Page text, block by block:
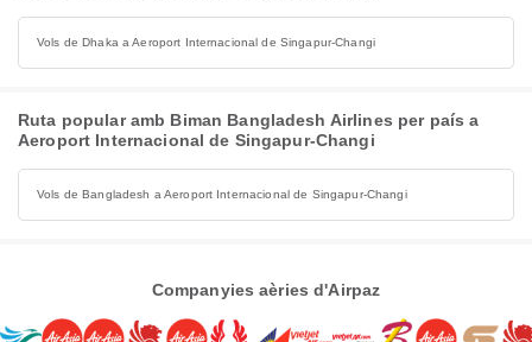
Vols de Dhaka a Aeroport Internacional de Singapur-Changi
Ruta popular amb Biman Bangladesh Airlines per país a
Aeroport Internacional de Singapur-Changi
Vols de Bangladesh a Aeroport Internacional de Singapur-Changi
Companyies aèries d'Airpaz